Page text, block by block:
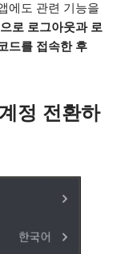
에도 관련 기능을
로 로그아웃과 로
드를 접속한 후
정 전환하